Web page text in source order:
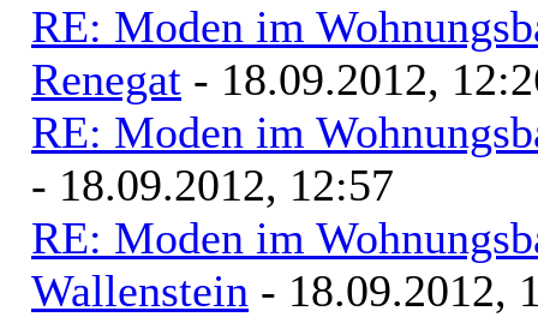
RE: Moden im
Renegat - 18.09.2012,
RE: Moden im
- 18.09.2012, 12:57
RE: Moden im
Wallenstein - 18.09.2012,